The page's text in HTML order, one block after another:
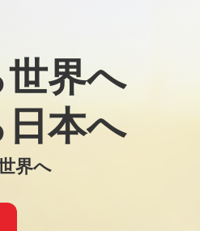
世界へ
本へ
界へ